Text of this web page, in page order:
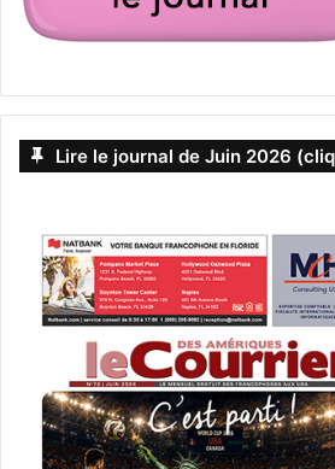
Lire le journal de Juin 2026